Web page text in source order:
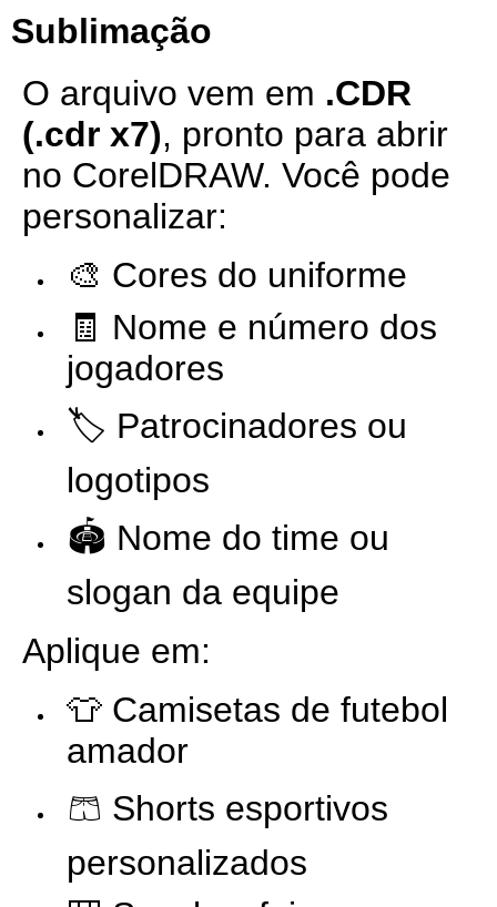
Sublimação
O arquivo vem em .CDR
(.cdr x7), pronto para abrir
no CorelDRAW. Você pode
personalizar:
🎨 Cores do uniforme
🧾 Nome e número dos
jogadores
🏷️ Patrocinadores ou
logotipos
🏟️ Nome do time ou
slogan da equipe
Aplique em:
👕 Camisetas de futebol
amador
🩳 Shorts esportivos
personalizados